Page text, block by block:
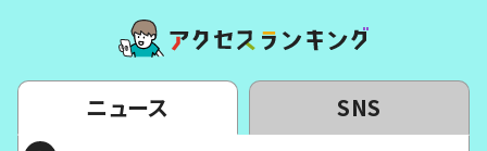
ニュース SNS